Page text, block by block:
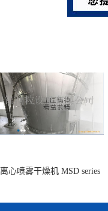
心喷雾干燥机 MSD series